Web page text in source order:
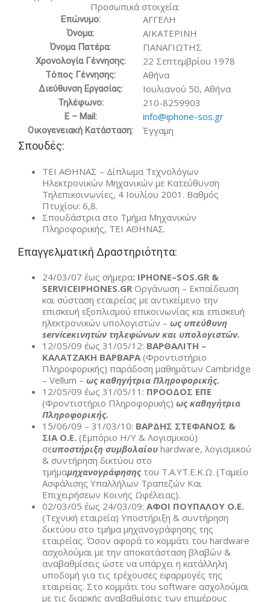
Προσωπικά στοιχεία:
Επώνυμο: ΑΓΓΕΛΗ
Όνομα: ΑΙΚΑΤΕΡΙΝΗ
Όνομα Πατέρα: ΠΑΝΑΓΙΩΤΗΣ
Χρονολογία Γέννησης: 22 Σεπτεμβρίου 1978
Τόπος Γέννησης: Αθήνα
Διεύθυνση Εργασίας: Ιουλιανού 50, Αθήνα
Τηλέφωνο: 210-8259903
E– Mail: info@iphone-sos.gr
Οικογενειακή Κατάσταση: Έγγαμη
Σπουδές:
ΤΕΙ ΑΘΗΝΑΣ – Δίπλωμα Τεχνολόγων
Ηλεκτρονικών Μηχανικών με Κατεύθυνση
Τηλεπικοινωνίες, 4 Ιουλίου 2001. Βαθμός
Πτυχίου: 6,8.
Σπουδάστρια στο Τμήμα Μηχανικών
Πληροφορικής, ΤΕΙ ΑΘΗΝΑΣ.
Επαγγελματική Δραστηριότητα:
24/03/07 έως σήμερα: IPHONE–SOS.GR &
SERVICEIPHONES.GR Οργάνωση – Εκπαίδευση
και σύσταση εταιρείας με αντικείμενο την
επισκευή εξοπλισμού επικοινωνίας και επισκευή
ηλεκτρονικών υπολογιστών – ως υπεύθυνη
serviceκινητών τηλεφώνων και υπολογιστών.
12/05/09 έως 31/05/12: ΒΑΡΘΑΛΙΤΗ –
ΚΑΛΑΤΖΑΚΗ ΒΑΡΒΑΡΑ (Φροντιστήριο
Πληροφορικής) παράδοση μαθημάτων Cambridge
– Vellum – ως καθηγήτρια Πληροφορικής.
12/05/09 έως 31/05/11: ΠΡΟΟΔΟΣ ΕΠΕ
(Φροντιστήριο Πληροφορικής) ως καθηγήτρια
Πληροφορικής.
15/06/09 – 31/03/10: ΒΑΡΔΗΣ ΣΤΕΦΑΝΟΣ &
ΣΙΑ Ο.Ε. (Εμπόριο Η/Υ & Λογισμικού)
σευποστήριξη συμβολαίου hardware, λογισμικού
& συντήρηση δικτύου στο
τμήμαμηχανογράφησηςτου Τ.Α.ΥΤ.Ε.Κ.Ω. (Ταμείο
Ασφάλισης Υπαλλήλων Τραπεζών Και
Επιχειρήσεων Κοινής Ωφέλειας).
02/03/05 έως 24/03/09: ΑΦΟΙ ΠΟΥΠΑΛΟΥ Ο.Ε.
(Τεχνική εταιρεία) Υποστήριξη & συντήρηση
δικτύου στο τμήμα μηχανογράφησης της
εταιρείας. Όσον αφορά το κομμάτι του hardware
ασχολούμαι με την αποκατάσταση βλαβών &
αναβαθμίσεις ώστε να υπάρχει η κατάλληλη
υποδομή για τις τρέχουσες εφαρμογές της
εταιρείας. Στο κομμάτι του software ασχολούμαι
με τις διαρκής αναβαθμίσεις των επιμέρους